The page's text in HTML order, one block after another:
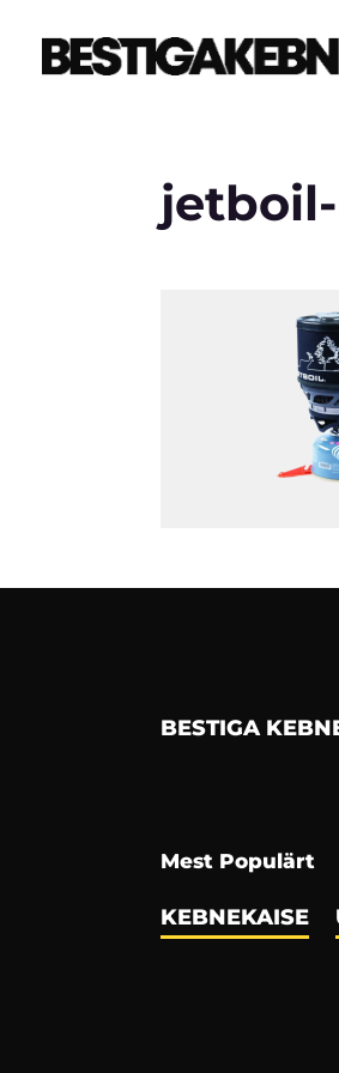
BESTIGA
Mest Populärt
KEBNEKAISE